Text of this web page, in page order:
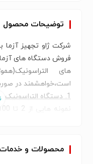
توضیحات محصول
فروش دستگاه های
های
است،خواهشمند در
1. دستگاه
چینمحصولات و